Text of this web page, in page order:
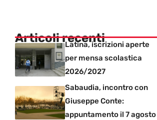
Articoli recentiLatina, iscrizioni aperte
per mensa scolastica
2026/2027
Sabaudia, incontro con
Giuseppe Conte:
appuntamento il 7 agosto